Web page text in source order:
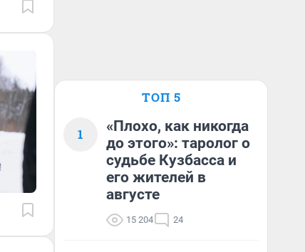
ТОП 5
1
«Плохо, как никогда
до этого»: таролог о
судьбе Кузбасса и
его жителей в
августе
15 204 24